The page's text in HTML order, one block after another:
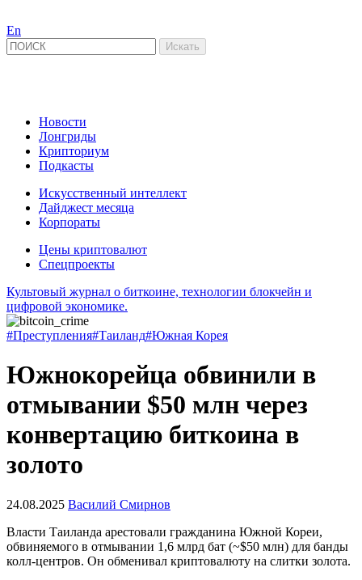
En
Новости
Лонгриды
Крипториум
Подкасты
Искусственный интеллект
Дайджест месяца
Корпораты
Цены криптовалют
Спецпроекты
Культовый журнал о биткоине, технологии блокчейн и
цифровой экономике.
#Преступления#Таиланд#Южная Корея
Южнокорейца обвинили в
отмывании $50 млн через
конвертацию биткоина в
золото
24.08.2025 Василий Смирнов
Власти Таиланда арестовали гражданина Южной Кореи,
обвиняемого в отмывании 1,6 млрд бат (~$50 млн) для банды
колл-центров. Он обменивал криптовалюту на слитки золота.